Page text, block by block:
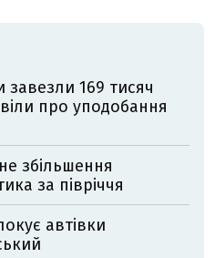
завезли 169 тисяч
про уподобання
збільшення
за півріччя
автівки